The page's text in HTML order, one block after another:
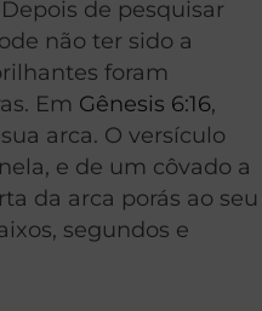
de pesquisar
não ter sido a
foram
Em Gênesis 6:16,
arca. O versículo
e de um côvado a
da arca porás ao seu
segundos e